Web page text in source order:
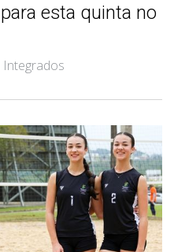
esta quinta no
Integrados